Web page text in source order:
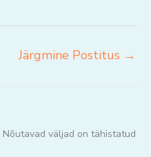
Järgmine Postitus →
Nõutavad väljad on tähistatud